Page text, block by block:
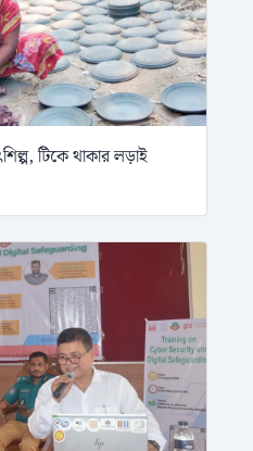
টিকে থাকার লড়াই